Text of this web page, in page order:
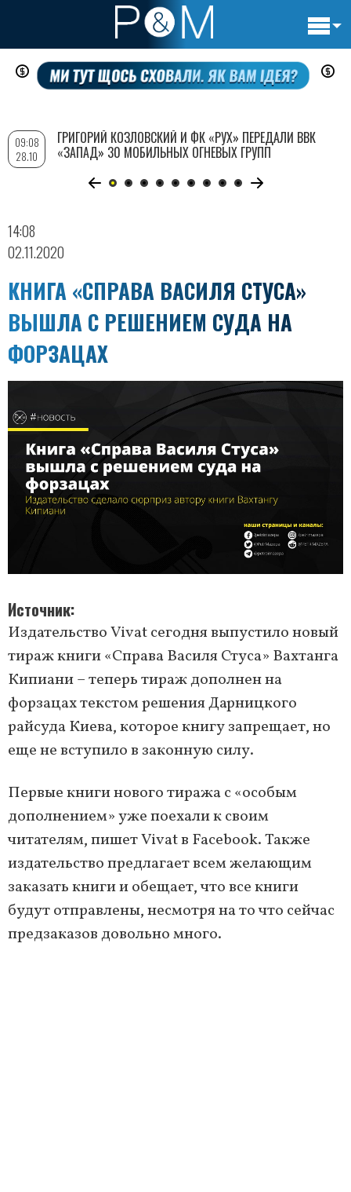
Перейти
содержанию
14:08
02.11.2020
КНИГА «СПРАВА ВАСИЛЯ СТУСА»
ВЫШЛА С РЕШЕНИЕМ СУДА НА
ФОРЗАЦАХ
Источник
Издательство Vivat сегодня выпустило новый
тираж книги «Справа Василя Стуса» Вахтанга
Кипиани – теперь тираж дополнен на
форзацах текстом решения Дарницкого
райсуда Киева, которое книгу запрещает, но
еще не вступило в законную силу.
Первые книги нового тиража с «особым
дополнением» уже поехали к своим
читателям, пишет Vivat в Facebook. Также
издательство предлагает всем желающим
заказать книги и обещает, что все книги
будут отправлены, несмотря на то что сейчас
предзаказов довольно много.
09:08
28.10
ГРИГОРИЙ КОЗЛОВСКИЙ И ФК «РУХ» ПЕРЕДАЛИ ВВК
«ЗАПАД» 30 МОБИЛЬНЫХ ОГНЕВЫХ ГРУПП